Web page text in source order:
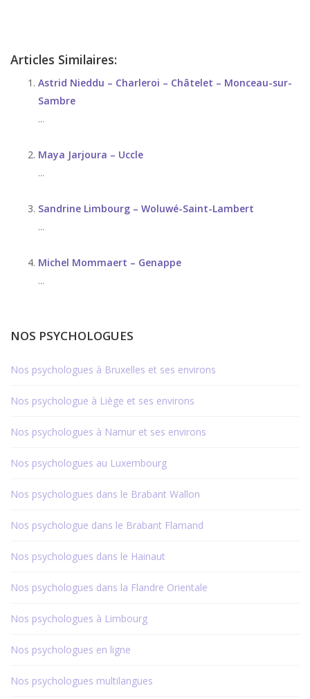
Articles Similaires:
Astrid Nieddu – Charleroi – Châtelet – Monceau-sur-
Sambre
...
Maya Jarjoura – Uccle
...
Sandrine Limbourg – Woluwé-Saint-Lambert
...
Michel Mommaert – Genappe
...
NOS PSYCHOLOGUES
Nos psychologues à Bruxelles et ses environs
Nos psychologue à Liège et ses environs
Nos psychologues à Namur et ses environs
Nos psychologues au Luxembourg
Nos psychologues dans le Brabant Wallon
Nos psychologue dans le Brabant Flamand
Nos psychologues dans le Hainaut
Nos psychologues dans la Flandre Orientale
Nos psychologues à Limbourg
Nos psychologues en ligne
Nos psychologues multilangues